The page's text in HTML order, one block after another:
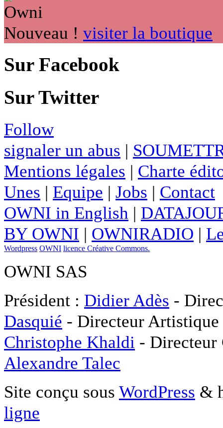
Nouveau ! visiter la boutique
Sur Facebook
Sur Twitter
Follow
signaler un abus |
Mentions légales | Charte
Unes | Equipe | Jobs | Contact
OWNI in English |
BY OWNI | OWNIRADIO |
Wordpress OWNI licence Créative Commons.
OWNI SAS
Président : Didier Adès -
Dasquié - Directeur
Christophe Khaldi -
Alexandre Talec
Site conçu sous WordPress &
ligne